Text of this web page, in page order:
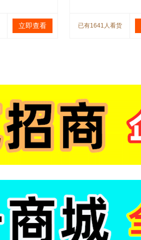
立即查看 已有1641人看货